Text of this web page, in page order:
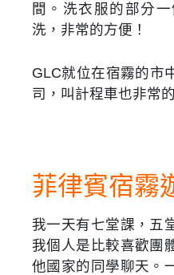
間。洗衣服的部分
洗，非常的方便！
GLC就位在宿霧的市
司，叫計程車也非常
菲律賓宿霧
我一天有七堂課，五
我個人是比較喜歡團
他國家的同學聊天。